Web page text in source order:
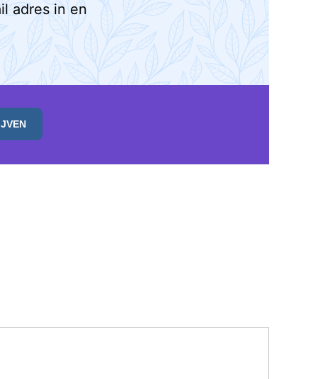
adres in en